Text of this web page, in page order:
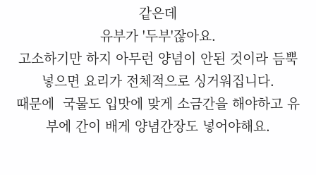
같은데
유부가 '두부'잖아요.
고소하기만 하지 아무런 양념이 안된 것이라 듬뿍
넣으면 요리가 전체적으로 싱거워집니다.
때문에 국물도 입맛에 맞게 소금간을 해야하고 유
부에 간이 배게 양념간장도 넣어야해요.